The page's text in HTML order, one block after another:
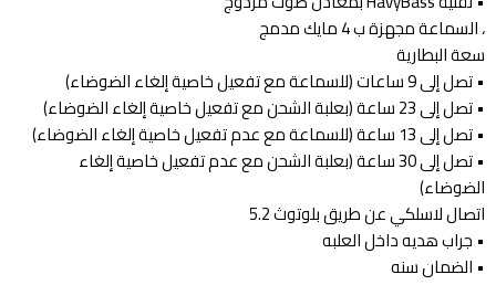
، السماعة مجهزة ب 4 مايك مدمج
سعة البطارية
• تصل إلى 9 ساعات (للسماعة مع تفعيل خاصية إلغاء الضوضاء)
• تصل إلى 23 ساعة (بعلبة الشحن مع تفعيل خاصية إلغاء الضوضاء)
• تصل إلى 13 ساعة (للسماعة مع عدم تفعيل خاصية إلغاء الضوضاء)
• تصل إلى 30 ساعة (بعلبة الشحن مع عدم تفعيل خاصية إلغاء
الضوضاء)
اتصال لاسلكي عن طريق بلوتوث 5.2
• جراب هديه داخل العلبه
• الضمان سنه